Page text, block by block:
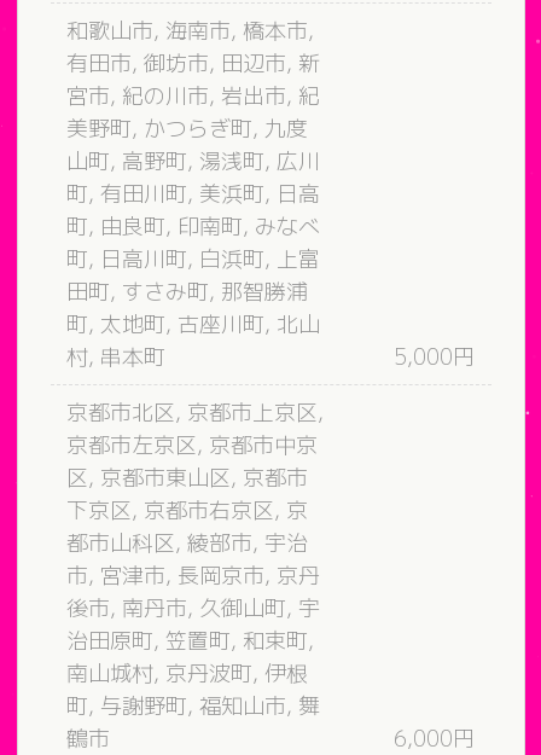
和歌山市, 海南市, 橋本市,
有田市, 御坊市, 田辺市, 新
宮市, 紀の川市, 岩出市, 紀
美野町, かつらぎ町, 九度
山町, 高野町, 湯浅町, 広川
町, 有田川町, 美浜町, 日高
町, 由良町, 印南町, みなべ
町, 日高川町, 白浜町, 上富
田町, すさみ町, 那智勝浦
町, 太地町, 古座川町, 北山
村, 串本町
5,000円
京都市北区, 京都市上京区,
京都市左京区, 京都市中京
区, 京都市東山区, 京都市
下京区, 京都市右京区, 京
都市山科区, 綾部市, 宇治
市, 宮津市, 長岡京市, 京丹
後市, 南丹市, 久御山町, 宇
治田原町, 笠置町, 和束町,
南山城村, 京丹波町, 伊根
町, 与謝野町, 福知山市, 舞
鶴市
6,000円